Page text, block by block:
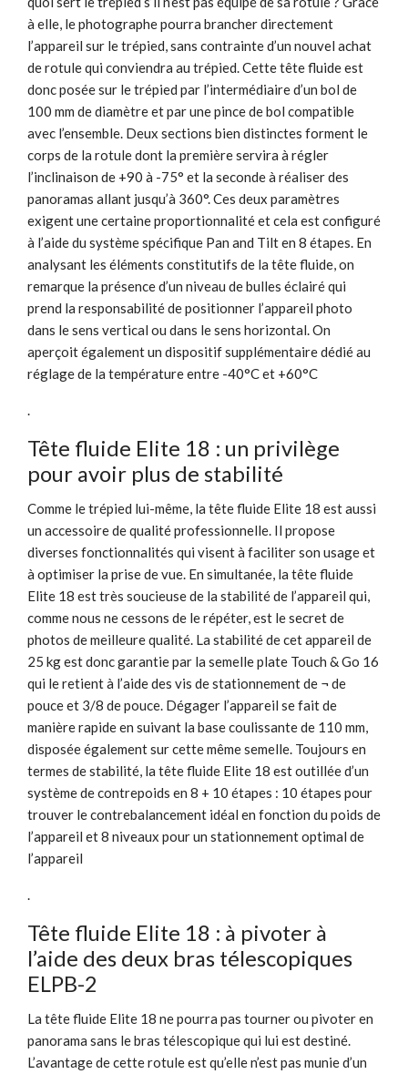
à elle, le photographe pourra brancher directement
l’appareil sur le trépied, sans contrainte d’un nouvel achat
de rotule qui conviendra au trépied. Cette tête fluide est
donc posée sur le trépied par l’intermédiaire d’un bol de
100 mm de diamètre et par une pince de bol compatible
avec l’ensemble. Deux sections bien distinctes forment le
corps de la rotule dont la première servira à régler
l’inclinaison de +90 à -75° et la seconde à réaliser des
panoramas allant jusqu’à 360°. Ces deux paramètres
exigent une certaine proportionnalité et cela est configuré
à l’aide du système spécifique Pan and Tilt en 8 étapes. En
analysant les éléments constitutifs de la tête fluide, on
remarque la présence d’un niveau de bulles éclairé qui
prend la responsabilité de positionner l’appareil photo
dans le sens vertical ou dans le sens horizontal. On
aperçoit également un dispositif supplémentaire dédié au
réglage de la température entre -40°C et +60°C
Tête fluide Elite 18 : un privilège
pour avoir plus de stabilité
Comme le trépied lui-même, la tête fluide Elite 18 est aussi
un accessoire de qualité professionnelle. Il propose
diverses fonctionnalités qui visent à faciliter son usage et
à optimiser la prise de vue. En simultanée, la tête fluide
Elite 18 est très soucieuse de la stabilité de l’appareil qui,
comme nous ne cessons de le répéter, est le secret de
photos de meilleure qualité. La stabilité de cet appareil de
25 kg est donc garantie par la semelle plate Touch & Go 16
qui le retient à l’aide des vis de stationnement de ¬ de
pouce et 3/8 de pouce. Dégager l’appareil se fait de
manière rapide en suivant la base coulissante de 110 mm,
disposée également sur cette même semelle. Toujours en
termes de stabilité, la tête fluide Elite 18 est outillée d’un
système de contrepoids en 8 + 10 étapes : 10 étapes pour
trouver le contrebalancement idéal en fonction du poids de
l’appareil et 8 niveaux pour un stationnement optimal de
l’appareil
Tête fluide Elite 18 : à pivoter à
l’aide des deux bras télescopiques
ELPB-2
La tête fluide Elite 18 ne pourra pas tourner ou pivoter en
panorama sans le bras télescopique qui lui est destiné.
L’avantage de cette rotule est qu’elle n’est pas munie d’un